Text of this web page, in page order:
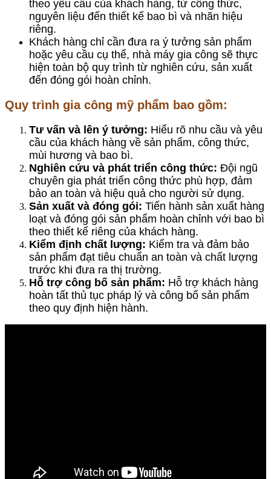
theo yêu cầu của khách hàng, từ công thức,
nguyên liệu đến thiết kế bao bì và nhãn hiệu
riêng.
Khách hàng chỉ cần đưa ra ý tưởng sản phẩm
hoặc yêu cầu cụ thể, nhà máy gia công sẽ thực
hiện toàn bộ quy trình từ nghiên cứu, sản xuất
đến đóng gói hoàn chỉnh.
Quy trình gia công mỹ phẩm bao gồm:
Tư vấn và lên ý tưởng: Hiểu rõ nhu cầu và yêu
cầu của khách hàng về sản phẩm, công thức,
mùi hương và bao bì.
Nghiên cứu và phát triển công thức: Đội ngũ
chuyên gia phát triển công thức phù hợp, đảm
bảo an toàn và hiệu quả cho người sử dụng.
Sản xuất và đóng gói: Tiến hành sản xuất hàng
loạt và đóng gói sản phẩm hoàn chỉnh với bao bì
theo thiết kế riêng của khách hàng.
Kiểm định chất lượng: Kiểm tra và đảm bảo
sản phẩm đạt tiêu chuẩn an toàn và chất lượng
trước khi đưa ra thị trường.
Hỗ trợ công bố sản phẩm: Hỗ trợ khách hàng
hoàn tất thủ tục pháp lý và công bố sản phẩm
theo quy định hiện hành.